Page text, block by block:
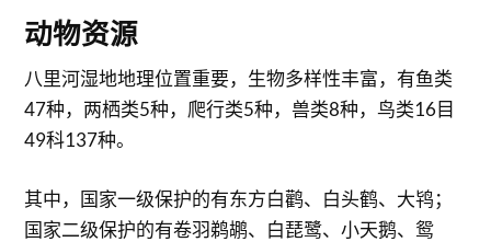
动物资源
八里河湿地地理位置重要，生物多样性丰富，有鱼类
47种，两栖类5种，爬行类5种，兽类8种，鸟类16目
49科137种。
其中，国家一级保护的有东方白鹳、白头鹤、大鸨；
国家二级保护的有卷羽鹈鹕、白琵鹭、小天鹅、鸳